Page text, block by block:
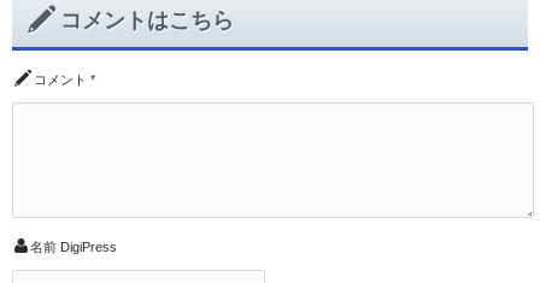
コメントはこちら
コメント *
名前 DigiPress